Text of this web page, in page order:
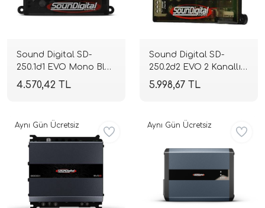
Sound Digital SD-
250.1d1 EVO Mono Blok
Full Range Amplifikatör
| 1 Ohm 300W RMS |
4.570,42 TL
Sound Digital SD-
250.2d2 EVO 2 Kanallı
Full Range Amplifikatör
| 2 Ohm 2x125W RMS |
5.998,67 TL
Aynı Gün Ücretsiz Aynı Gün Ücretsiz